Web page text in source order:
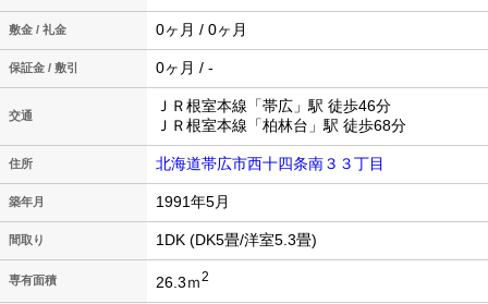
敷金 / 礼金 0ヶ月 / 0ヶ月
保証金 / 敷引 0ヶ月 / -
交通
ＪＲ根室本線「帯広」駅 徒歩46分
ＪＲ根室本線「柏林台」駅 徒歩68分
住所 北海道帯広市西十四条南３３丁目
築年月 1991年5月
間取り 1DK (DK5畳/洋室5.3畳)
専有面積 26.3ｍ2